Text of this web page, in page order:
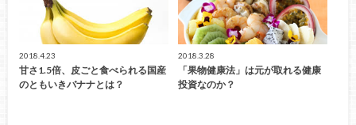
2018.4.23
甘さ1.5倍、皮ごと食べられる国産
のともいきバナナとは？
2018.3.28
「果物健康法」は元が取れる健康
投資なのか？